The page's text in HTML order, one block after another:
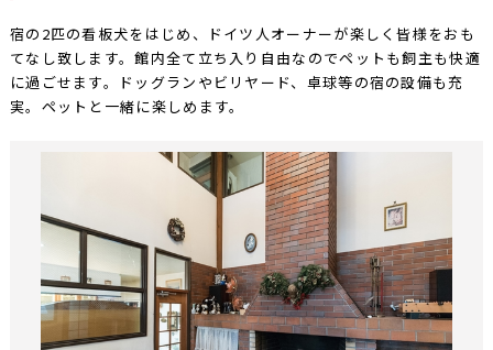
宿の2匹の看板犬をはじめ、ドイツ人オーナーが楽しく皆様をおも
てなし致します。館内全て立ち入り自由なのでペットも飼主も快適
に過ごせます。ドッグランやビリヤード、卓球等の宿の設備も充
実。ペットと一緒に楽しめます。